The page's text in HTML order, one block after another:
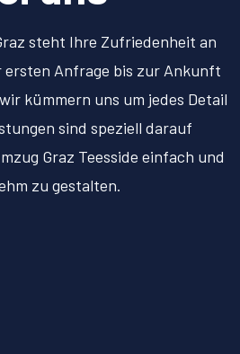
steht Ihre Zufriedenheit an
ersten Anfrage bis zur Ankunft
kümmern uns um jedes Detail
sind speziell darauf
Graz Teesside einfach und
zu gestalten.